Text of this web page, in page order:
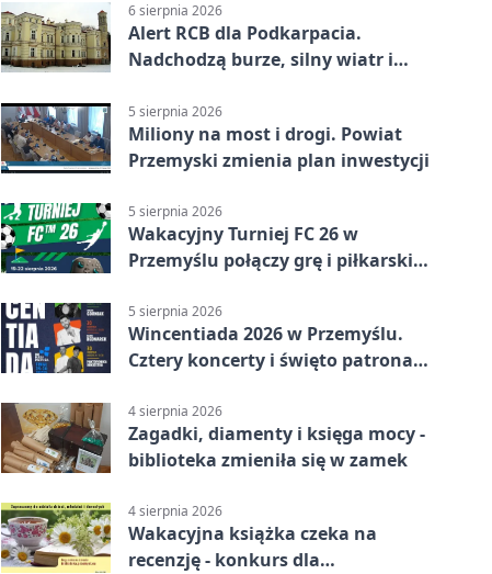
6 sierpnia 2026
Alert RCB dla Podkarpacia.
Nadchodzą burze, silny wiatr i
5 sierpnia 2026
Miliony na most i drogi. Powiat
Przemyski zmienia plan inwestycji
5 sierpnia 2026
Wakacyjny Turniej FC 26 w
Przemyślu połączy grę i piłkarski
5 sierpnia 2026
Wincentiada 2026 w Przemyślu.
Cztery koncerty i święto patrona
4 sierpnia 2026
Zagadki, diamenty i księga mocy -
biblioteka zmieniła się w zamek
4 sierpnia 2026
Wakacyjna książka czeka na
recenzję - konkurs dla